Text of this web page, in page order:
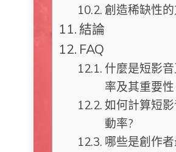
創造稀缺性
結論
FAQ
什麼是短影
率及其重要性
如何計算短
動率?
哪些是創作